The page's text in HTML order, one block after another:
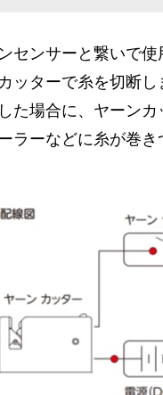
センサーと繋いで
ッターで糸を切断
た場合に、ヤーン
ラーなどに糸が巻